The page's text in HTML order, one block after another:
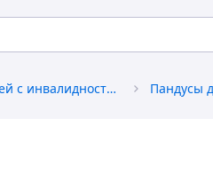
Товары для людей с инвалидностью